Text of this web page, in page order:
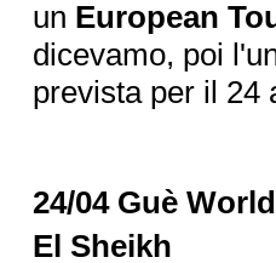
un European
dicevamo, poi
prevista per il 24
24/04 Guè
El Sheikh